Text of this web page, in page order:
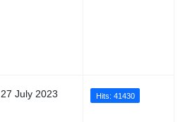
27 July 2023 Hits: 41430